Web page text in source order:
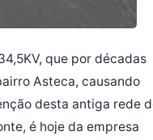
que por décadas
Asteca, causando
desta antiga rede
é hoje da empresa